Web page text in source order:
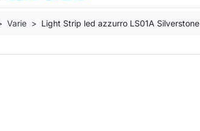
Varie Light Strip led azzurro LS01A Silverstone